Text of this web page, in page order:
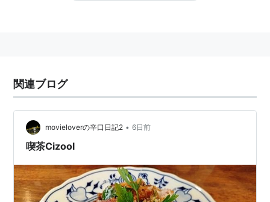
年の土一揆で創建時の建物は失われ、現在の堂宇は 奈
良時代の伝統的な伽藍配置をふまえて再建されたもの。
伽藍配置は奈良時代の寺院建築形式で、南大門・金堂
（国宝）・講堂・食堂(じきどう)・北大門が 南北に一直
線に並んでいて、東に総高57m、日本一の高さを誇る五
重塔（国宝）、西には潅頂院、西院の御影堂（国宝）、
大日堂などの諸堂がある。五重塔は4度の焼失を経てお
り、現在のものは1644年に再建されたものである。
関連ブログ
movieloverの辛口日記2 • 6日前
喫茶Cizool